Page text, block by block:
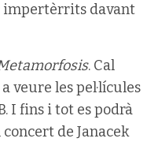
impertèrrits davant
. Cal
veure les pel·lícules
I fins i tot es podrà
de Janacek